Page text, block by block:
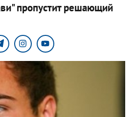
пропустит решающий